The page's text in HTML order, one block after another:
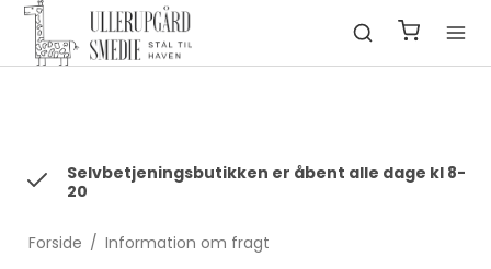
fbq('init', '1322550991547406', { em: 'email@email.com', //
Values will be hashed automatically by the pixel using SHA-256
ph: '1234567890', ... });
Selvbetjeningsbutikken er åbent alle dage kl 8-
20
Forside / Information om fragt